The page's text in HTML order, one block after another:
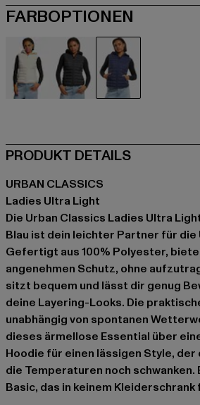
FARBOPTIONEN
PRODUKT DETAILS
URBAN CLASSICS
Ladies Ultra Light
Die Urban Classics Ladies Ultra
Blau ist dein leichter Partner für
Gefertigt aus 100% Polyester,
angenehmen Schutz, ohne
sitzt bequem und lässt dir genug
deine Layering-Looks. Die
unabhängig von spontanen
dieses ärmellose Essential über
Hoodie für einen lässigen Style, der
die Temperaturen noch schwanken.
Basic, das in keinem